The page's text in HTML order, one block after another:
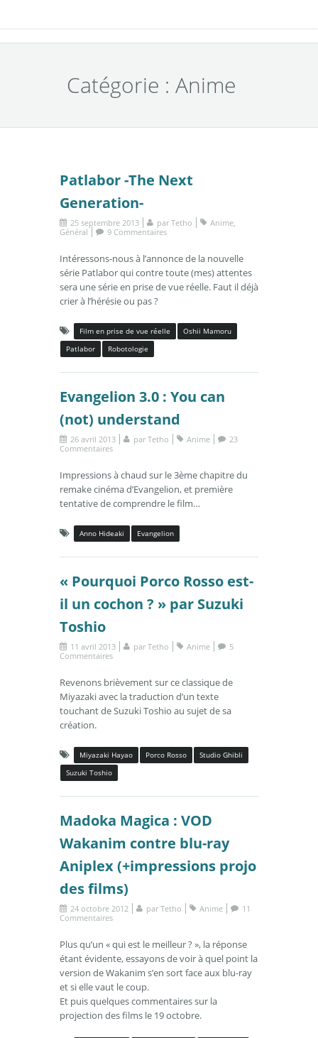
Catégorie : Anime
Patlabor -The Next
Generation-
25 septembre 2013 par Tetho Anime,
Général
9 Commentaires
Intéressons-nous à l’annonce de la nouvelle
série Patlabor qui contre toute (mes) attentes
sera une série en prise de vue réelle. Faut il déjà
crier à l’hérésie ou pas ?
Film en prise de vue réelle
Oshii Mamoru
Patlabor
Robotologie
Evangelion 3.0 : You can
(not) understand
26 avril 2013 par Tetho Anime
23
Commentaires
Impressions à chaud sur le 3ème chapitre du
remake cinéma d’Evangelion, et première
tentative de comprendre le film…
Anno Hideaki Evangelion
« Pourquoi Porco Rosso est-
il un cochon ? » par Suzuki
Toshio
11 avril 2013 par Tetho Anime
5
Commentaires
Revenons brièvement sur ce classique de
Miyazaki avec la traduction d’un texte
touchant de Suzuki Toshio au sujet de sa
création.
Miyazaki Hayao Porco Rosso
Studio Ghibli
Suzuki Toshio
Madoka Magica : VOD
Wakanim contre blu-ray
Aniplex (+impressions projo
des films)
24 octobre 2012 par Tetho Anime
11
Commentaires
Plus qu’un « qui est le meilleur ? », la réponse
étant évidente, essayons de voir à quel point la
version de Wakanim s’en sort face aux blu-ray
et si elle vaut le coup.
Et puis quelques commentaires sur la
projection des films le 19 octobre.